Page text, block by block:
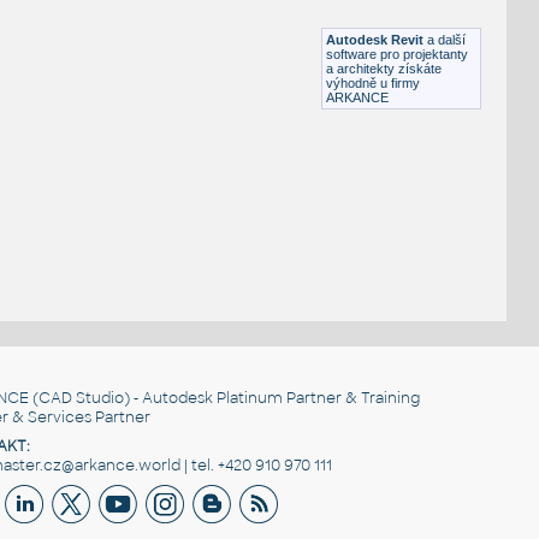
Autodesk Revit a další
software pro projektanty
a architekty získáte
výhodně u firmy
ARKANCE
(CAD Studio) - Autodesk Platinum Partner & Training
& Services Partner
| tel. +420 910 970 111